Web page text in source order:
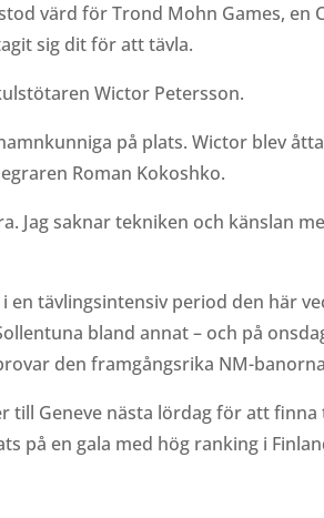
värd för Trond Mohn Games, en
sig dit för att tävla.
Wictor Petersson.
på plats. Wictor blev
Roman Kokoshko.
Jag saknar tekniken och känslan
en tävlingsintensiv period den här
bland annat – och på
den framgångsrika NM-
till Geneve nästa lördag för att
på en gala med hög ranking i